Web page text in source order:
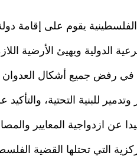
يقوم على إقامة
الدولية ويهيئ الأرضية
في رفض جميع أشكال العدوان
للبنية التحتية،
عن ازدواجية المعايير
التي تحتلها القضية